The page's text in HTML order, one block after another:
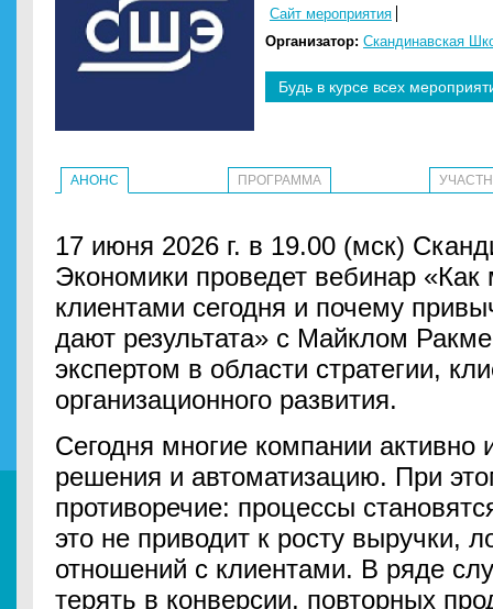
Сайт мероприятия
Организатор: Скандинавская
Будь в курсе всех
АНОНС ПРОГРАММА
17 июня 2026 г. в 19.00 (мск)
Экономики проведет вебинар «Как
клиентами сегодня и почему
дают результата» с Майклом
экспертом в области стратегии,
организационного развития.
Сегодня многие компании
решения и автоматизацию. При
противоречие: процессы
это не приводит к росту выручки,
отношений с клиентами. В ряде
терять в конверсии, повторных